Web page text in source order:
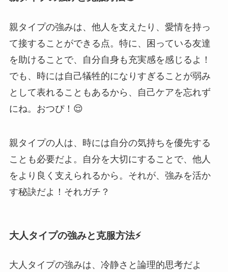
親タイプの強みは、他人を支えたり、愛情を持っ
て接することができる点。特に、困っている友達
を助けることで、自分自身も充実感を感じるよ！
でも、時には自己犠牲的になりすぎることが弱み
として表れることもあるから、自己ケアを忘れず
にね。おつぴ！😌
親タイプの人は、時には自分の気持ちを優先する
ことも必要だよ。自分を大切にすることで、他人
をより良く支えられるから。それが、強みを活か
す秘訣だよ！それガチ？
大人タイプの強みと克服方法⚡️
大人タイプの強みは、冷静さと論理的思考だよ